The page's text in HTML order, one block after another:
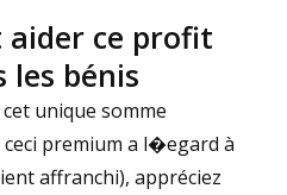
ce profit
les bénis
unique somme
premium a l�egard à
affranchi), appréciez